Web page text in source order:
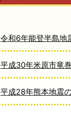
令和6年能登半島地
平成30年米原市竜
平成28年熊本地震